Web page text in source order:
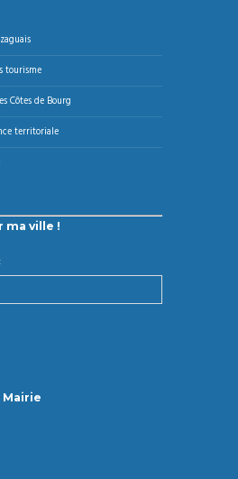
tourisme
Côtes de Bourg
territoriale
ma ville !